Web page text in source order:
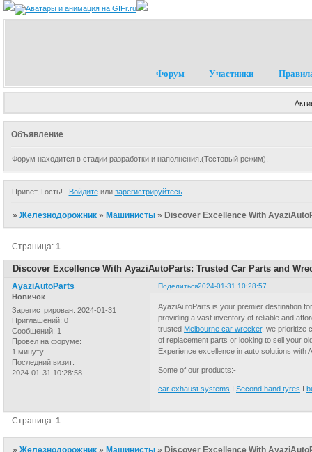
Форум Участники
Объявление
Форум находится в стадии разработки и наполнения.(Тестовый режим).
Привет, Гость! Войдитеили зарегистрируйтесь.
»Железнодорожник »Машинисты »Discover Excellence With
Discover Excellence With AyaziAutoParts: Trusted Car Parts and
Страница:1
Поделиться2024-01-31 10:28:57
AyaziAutoParts
Новичок
Зарегистрирован: 2024-01-31
Приглашений: 0
Сообщений: 1
Провел на форуме:
1 минуту
Последний визит:
2024-01-31 10:28:58
AyaziAutoParts is your premier destination
providing a vast inventory of reliable and
trusted Melbourne car wrecker, we prioritize
of replacement parts or looking to sell your
Experience excellence in auto solutions with
Some of our products:-
car exhaust systems ISecond hand tyres I
Страница:1
»Железнодорожник » Машинисты » Discover Excellence With